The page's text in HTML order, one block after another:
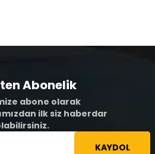
Abonelik
abone olarak
ilk siz haberdar
KAYDOL